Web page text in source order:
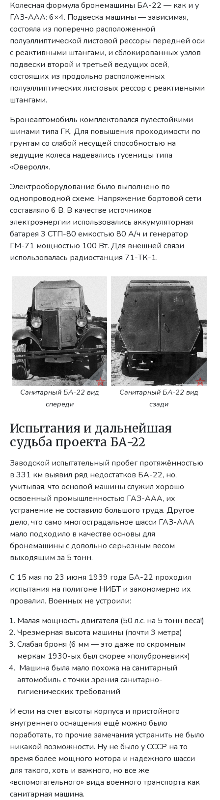
Колесная формула бронемашины БА-22 — как и у
ГАЗ-ААА: 6×4. Подвеска машины — зависимая,
состояла из поперечно расположенной
полуэллиптической листовой рессоры передней оси
с реактивными штангами, и сблокированных узлов
подвески второй и третьей ведущих осей,
состоящих из продольно расположенных
полуэллиптических листовых рессор с реактивными
штангами.
Бронеавтомобиль комплектовался пулестойкими
шинами типа ГК. Для повышения проходимости по
грунтам со слабой несущей способностью на
ведущие колеса надевались гусеницы типа
«Оверолл».
Электрооборудование было выполнено по
однопроводной схеме. Напряжение бортовой сети
составляло 6 В. В качестве источников
электроэнергии использовались аккумуляторная
батарея 3 СТП-80 емкостью 80 А/ч и генератор
ГМ-71 мощностью 100 Вт. Для внешней связи
использовалась радиостанция 71-ТК-1.
Санитарный БА-22 вид
спереди
Санитарный БА-22 вид
сзади
Испытания и дальнейшая
судьба проекта БА-22
Заводской испытательный пробег протяжённостью
в 331 км выявил ряд недостатков БА-22, но,
учитывая, что основой машины служил хорошо
освоенный промышленностью ГАЗ-ААА, их
устранение не составило большого труда. Другое
дело, что само многострадальное шасси ГАЗ-ААА
мало подходило в качестве основы для
бронемашины с довольно серьезным весом
выходящим за 5 тонн.
С 15 мая по 23 июня 1939 года БА-22 проходил
испытания на полигоне НИБТ и закономерно их
провалил. Военных не устроили:
Малая мощность двигателя (50 л.с. на 5 тонн веса!)
Чрезмерная высота машины (почти 3 метра)
Слабая броня (6 мм — это даже по скромным
меркам 1930-ых был скорее «полуброневик»)
Машина была мало похожа на санитарный
автомобиль с точки зрения санитарно-
гигиенических требований
И если на счет высоты корпуса и пристойного
внутреннего оснащения ещё можно было
поработать, то прочие замечания устранить не было
никакой возможности. Ну не было у СССР на то
время более мощного мотора и надежного шасси
для такого, хоть и важного, но все же
«вспомогательного» вида военного транспорта как
санитарная машина.